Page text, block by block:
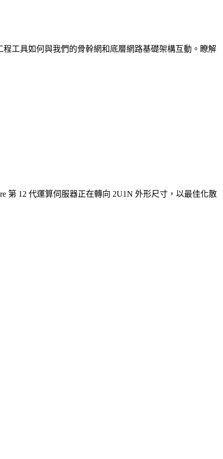
工具如何與我們的骨幹網和底層網路基礎架構互動。瞭解
第 12 代運算伺服器正在轉向 2U1N 外形尺寸，以最佳化散